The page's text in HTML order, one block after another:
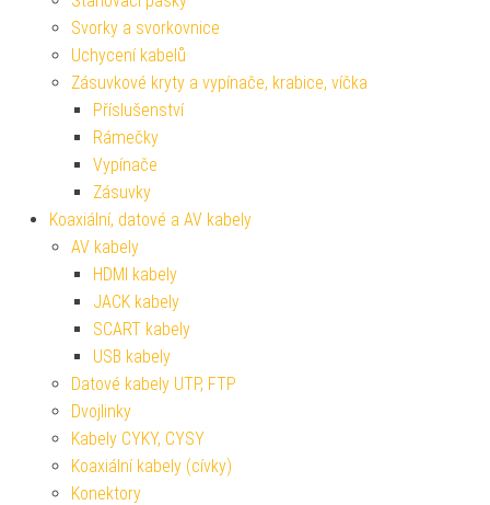
Svorky a svorkovnice
Uchycení kabelů
Zásuvkové kryty a vypínače, krabice, víčka
Příslušenství
Rámečky
Vypínače
Zásuvky
Koaxiální, datové a AV kabely
AV kabely
HDMI kabely
JACK kabely
SCART kabely
USB kabely
Datové kabely UTP, FTP
Dvojlinky
Kabely CYKY, CYSY
Koaxiální kabely (cívky)
Konektory